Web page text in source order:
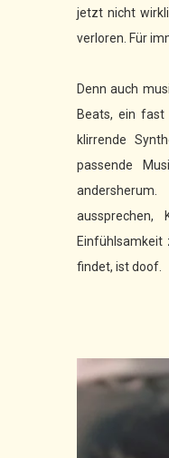
jetzt nicht
verloren. Für
Denn auch
Beats, ein fast
klirrende
passende
aussprechen,
Einfühlsamkeit
findet, ist doof.